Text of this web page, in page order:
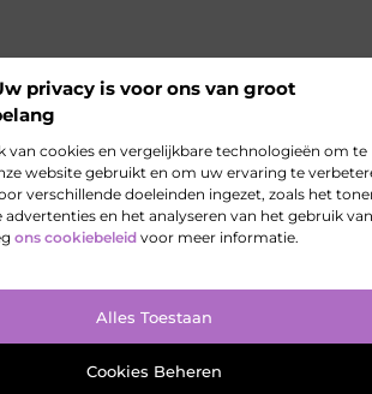
privacy is voor ons van groot
van cookies en vergelijkbare technologieën om te
website gebruikt en om uw ervaring te
verschillende doeleinden ingezet, zoals het
advertenties en het analyseren van het gebruik
ons cookiebeleid voor meer informatie.
Alles Toestaan
Cookies Beheren